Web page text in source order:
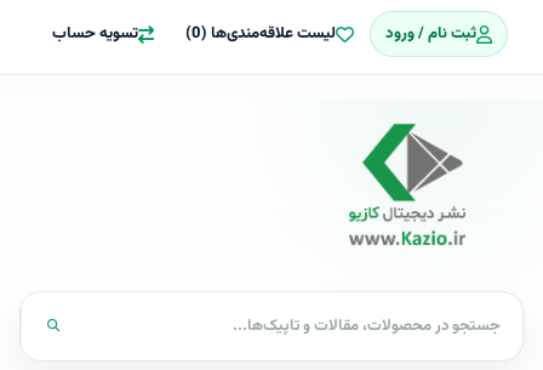
ثبت نام / ورود لیست علاقه‌مندی‌ها (0) تسویه حساب